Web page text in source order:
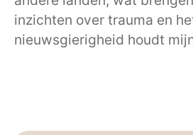
inzichten over trauma en
nieuwsgierigheid houdt